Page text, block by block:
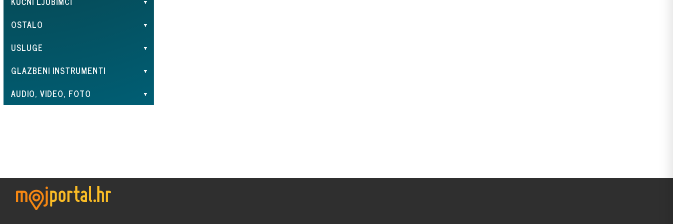
OSTALO
USLUGE
GLAZBENI INSTRUMENTI
AUDIO, VIDEO, FOTO